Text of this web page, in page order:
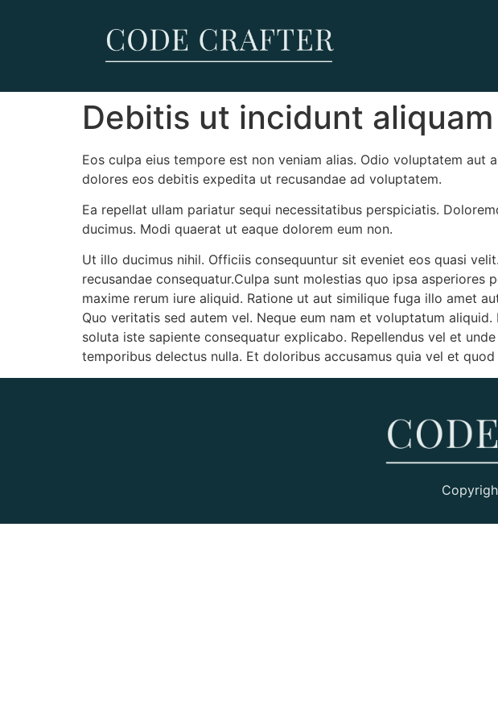
Debitis ut incidunt
Eos culpa eius tempore est non veniam alias. Odio voluptatem
dolores eos debitis expedita ut recusandae ad voluptatem.
Ea repellat ullam pariatur sequi necessitatibus perspiciatis.
ducimus. Modi quaerat ut eaque dolorem eum non.
Ut illo ducimus nihil. Officiis consequuntur sit eveniet eos quasi
recusandae consequatur.Culpa sunt molestias quo ipsa
maxime rerum iure aliquid. Ratione ut aut similique fuga illo amet
Quo veritatis sed autem vel. Neque eum nam et voluptatum
soluta iste sapiente consequatur explicabo. Repellendus vel et
temporibus delectus nulla. Et doloribus accusamus quia vel et quod